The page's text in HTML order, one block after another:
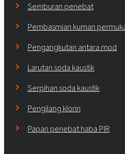
Semburan penebat
Pembasmian kuman
Pengangkutan antara mod
Larutan soda kaustik
Serpihan soda kaustik
Pengilang klorin
Papan penebat haba PIR